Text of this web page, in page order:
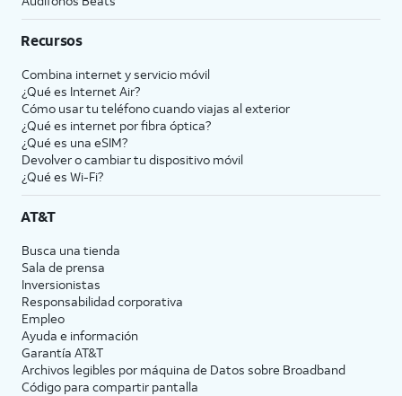
Recursos
Combina internet y servicio móvil
¿Qué es Internet Air?
Cómo usar tu teléfono cuando viajas al exterior
¿Qué es internet por fibra óptica?
¿Qué es una eSIM?
Devolver o cambiar tu dispositivo móvil
¿Qué es Wi-Fi?
AT&T
Busca una tienda
Sala de prensa
Inversionistas
Responsabilidad corporativa
Empleo
Ayuda e información
Garantía AT&T
Archivos legibles por máquina de Datos sobre Broadband
Código para compartir pantalla